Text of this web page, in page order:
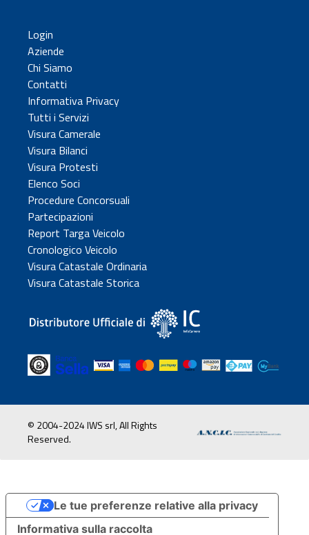
Login
Aziende
Chi Siamo
Contatti
Informativa Privacy
Tutti i Servizi
Visura Camerale
Visura Bilanci
Visura Protesti
Elenco Soci
Procedure Concorsuali
Partecipazioni
Report Targa Veicolo
Cronologico Veicolo
Visura Catastale Ordinaria
Visura Catastale Storica
© 2004-2024 IWS srl, All Rights
Reserved.
Informativa sulla raccolta
Le tue preferenze relative alla privacy